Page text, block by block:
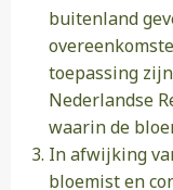
buitenland
toepassing
Nederlandse
waarin de
In afwijking
bloemist en